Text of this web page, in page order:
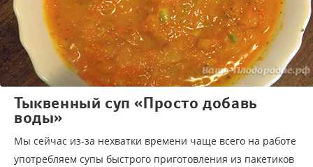
Тыквенный суп «Просто добавь
воды»
Мы сейчас из-за нехватки времени чаще всего на работе
употребляем супы быстрого приготовления из пакетиков